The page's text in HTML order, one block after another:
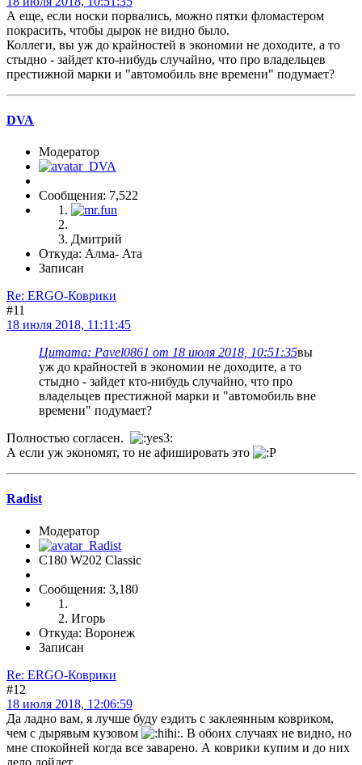
А еще, если носки порвались, можно пятки фломастером
покрасить, чтобы дырок не видно было.
Коллеги, вы уж до крайностей в экономии не доходите, а то
стыдно - зайдет кто-нибудь случайно, что про владельцев
престижной марки и "автомобиль вне времени" подумает?
DVA
Модератор
Сообщения: 7,522
Дмитрий
Откуда: Алма- Ата
Записан
Re: ERGO-Коврики
#11
18 июля 2018, 11:11:45
Цитата: Pavel0861 от 18 июля 2018, 10:51:35вы
уж до крайностей в экономии не доходите, а то
стыдно - зайдет кто-нибудь случайно, что про
владельцев престижной марки и "автомобиль вне
времени" подумает?
Полностью согласен.
А если уж экономят, то не афишировать это
Radist
Модератор
C180 W202 Classic
Сообщения: 3,180
Игорь
Откуда: Воронеж
Записан
Re: ERGO-Коврики
#12
18 июля 2018, 12:06:59
Да ладно вам, я лучше буду ездить с заклеянным ковриком,
чем с дырявым кузовом
. В обоих случаях не видно, но
мне спокойней когда все заварено. А коврики купим и до них
дело дойдет.